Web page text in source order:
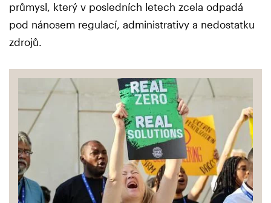
průmysl, který v posledních letech zcela odpadá
pod nánosem regulací, administrativy a nedostatku
zdrojů.